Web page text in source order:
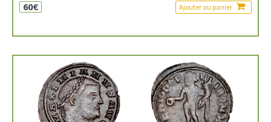
60€ Ajouter au panier